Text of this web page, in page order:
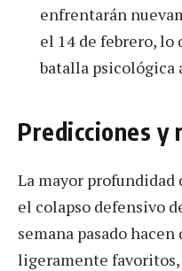
enfrentarán
el 14 de febrero, lo
batalla psicológica
Predicciones
La mayor
el colapso defensivo
semana pasado
ligeramente